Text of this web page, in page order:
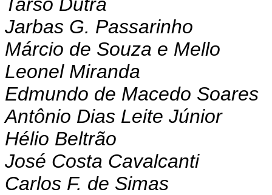
Jarbas G. Passarinho
Márcio de Souza e Mello
Leonel Miranda
Edmundo de Macedo Soares
Antônio Dias Leite Júnior
Hélio Beltrão
José Costa Cavalcanti
Carlos F. de Simas